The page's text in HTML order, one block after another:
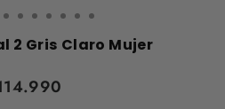
2 Gris Claro Mujer